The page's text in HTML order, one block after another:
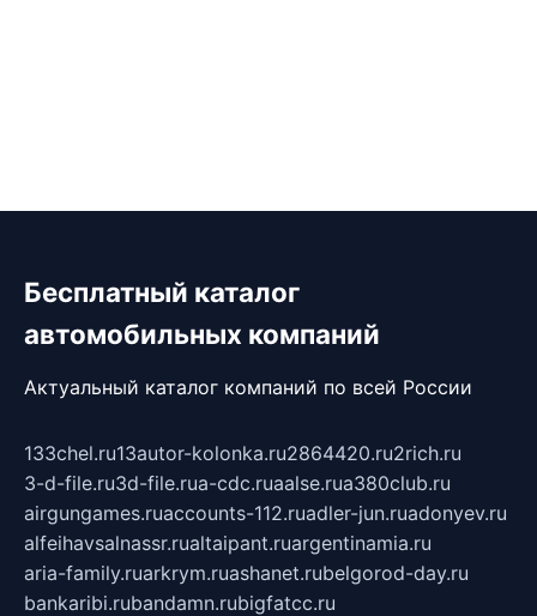
Бесплатный каталог
автомобильных компаний
Актуальный каталог компаний по всей России
133chel.ru13autor-kolonka.ru2864420.ru2rich.ru
3-d-file.ru3d-file.rua-cdc.ruaalse.rua380club.ru
airgungames.ruaccounts-112.ruadler-jun.ruadonyev.ru
alfeihavsalnassr.rualtaipant.ruargentinamia.ru
aria-family.ruarkrym.ruashanet.rubelgorod-day.ru
bankaribi.rubandamn.rubigfatcc.ru